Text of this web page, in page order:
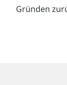
Gründen